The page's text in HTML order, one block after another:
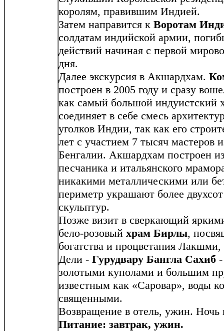
королям, правившим Индией.
Затем направится к Воротам
солдатам индийской армии,
действий начиная с первой
дня.
Далее экскурсия в Акшардхам.
построен в 2005 году и сразу
как самый большой индуистский
соединяет в себе смесь
уголков Индии, так как его
лет с участием 7 тысяч мастеров
Бенгалии. Акшардхам построен
песчаника и итальянского
никакими металлическими или
периметр украшают более
скульптур.
Позже визит в сверкающий
бело-розовый храм Бирлы,
богатства и процветания
Дели - Гурудвару Бангла Сахиб
золотыми куполами и большим
известным как «Саровар», воды
священными.
Возвращение в отель, ужин. Ночь
Питание: завтрак, ужин.